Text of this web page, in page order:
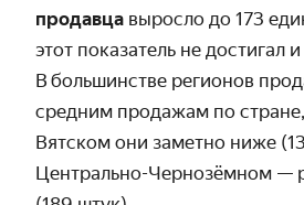
продавца выросло до 173
этот показатель не достигал
В большин­стве регионов
средним продажам по
Вятском они заметно ниже
Центрально-Чернозёмном —